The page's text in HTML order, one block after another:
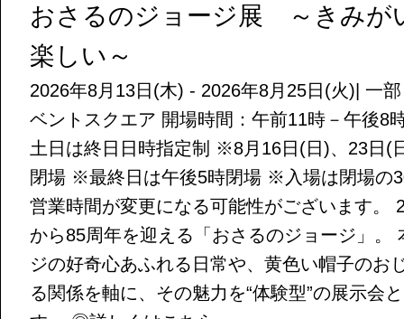
おさるのジョージ展 ～きみが
楽しい～
2026年8月13日(木) - 2026年8月25日(火)| 一
ベントスクエア 開場時間：午前11時－午後8
土日は終日日時指定制 ※8月16日(日)、23日(
閉場 ※最終日は午後5時閉場 ※入場は閉場の
営業時間が変更になる可能性がございます。
から85周年を迎える「おさるのジョージ」。
ジの好奇心あふれる日常や、黄色い帽子のお
る関係を軸に、その魅力を“体験型”の展示会